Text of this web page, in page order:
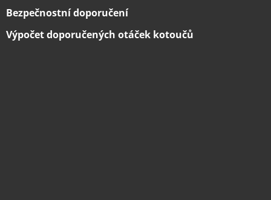
Bezpečnostní doporučení
Výpočet doporučených otáček kotoučů